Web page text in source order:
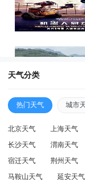
天气分类
热门天气 城市
北京天气 上海天气
长沙天气 渭南天气
宿迁天气 荆州天气
马鞍山天气 延安天气